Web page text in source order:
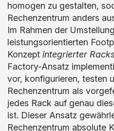
homogen zu gestalten,
Rechenzentrum anders
Im Rahmen der
leistungsorientierten
Konzept integrierter
Factory-Ansatz
vor, konfigurieren, testen
Rechenzentrum als
jedes Rack auf genau
ist. Dieser Ansatz
Rechenzentrum absolute